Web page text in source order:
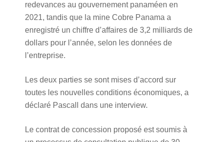
redevances au gouvernement panaméen en
2021, tandis que la mine Cobre Panama a
enregistré un chiffre d’affaires de 3,2 milliards de
dollars pour l’année, selon les données de
l’entreprise.
Les deux parties se sont mises d’accord sur
toutes les nouvelles conditions économiques, a
déclaré Pascall dans une interview.
Le contrat de concession proposé est soumis à